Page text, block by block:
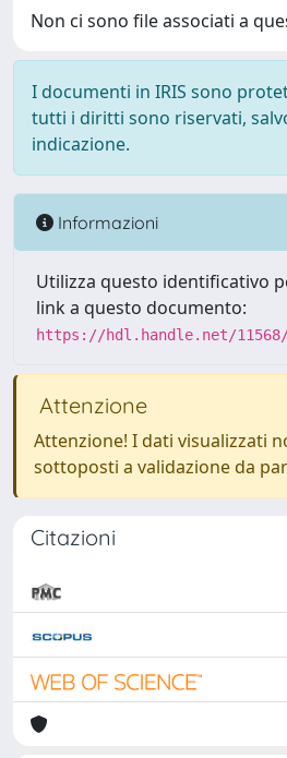
Non ci sono file associati a
I documenti in IRIS sono
tutti i diritti sono riservati,
indicazione.
Informazioni
Utilizza questo identificativo
link a questo documento:
https://hdl.handle.net/11568/
Attenzione
Attenzione! I dati visualizzati
sottoposti a validazione da
Citazioni